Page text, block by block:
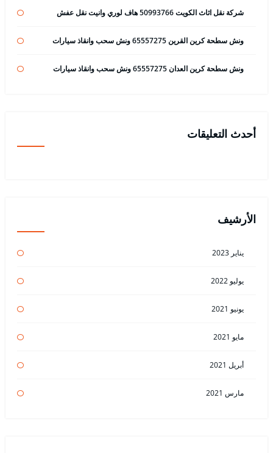
شركة نقل اثاث الكويت 50993766 هاف لوري وانيت نقل عفش
ونش سطحة كرين القرين 65557275 ونش سحب وانقاذ سيارات
ونش سطحة كرين العدان 65557275 ونش سحب وانقاذ سيارات
أحدث التعليقات
الأرشيف
يناير 2023
يوليو 2022
يونيو 2021
مايو 2021
أبريل 2021
مارس 2021